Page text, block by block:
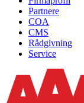
Partnere
COA
CMS
Rådgivning
Service